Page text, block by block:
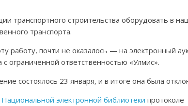
транспортного строительства оборудовать в
транспорта.
работу, почти не оказалось — на электронный
ограниченной ответственностью «Улмис».
состоялось 23 января, и в итоге она была
Национальной электронной библиотеки протоколе